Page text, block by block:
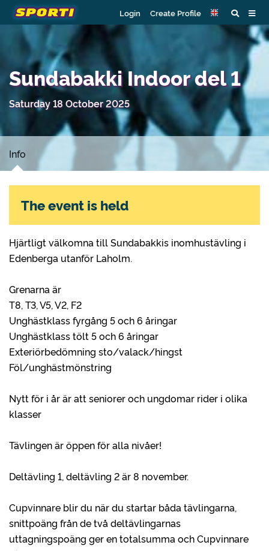
Login Create Profile
Sundabakki Indoor del 1
Saturday 18 October 2025
Info
Hjärtligt välkomna till Sundabakkis inomhustävling i
Edenberga utanför Laholm.
Grenarna är
T8, T3, V5, V2, F2
Unghästklass fyrgång 5 och 6 åringar
Unghästklass tölt 5 och 6 åringar
Exteriörbedömning sto/valack/hingst
Föl/unghästmönstring
Nytt för i år är att seniorer och ungdomar rider i olika
klasser
Tävlingen är öppen för alla nivåer!
Deltävling 1, deltävling 2 är 8 november.
Cupvinnare blir du när du startar båda tävlingarna,
snittpoäng från de två deltävlingarnas
uttagningspoäng ger en totalsumma och Cupvinnare
The event is held